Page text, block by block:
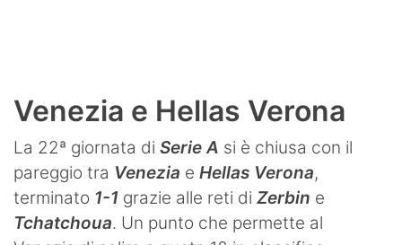
Venezia e Hellas Verona
La 22ª giornata di Serie A si è chiusa con il
pareggio tra Venezia e Hellas Verona,
terminato 1-1 grazie alle reti di Zerbin e
Tchatchoua. Un punto che permette al